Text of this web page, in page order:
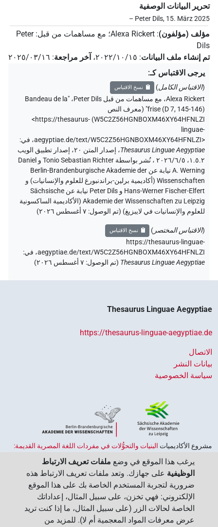
تحرير البيانات الوصفية
– Peter Dils, 15. März 2025
مؤلف (مؤلفون):
Alexa Rickert؛ مع مساهمات من قبل:
Peter
Dils
تم إنشاء ملف البيانات: ٢٠٢٢/١٠/١٥، آخر مراجعة: ٢٠٢٥/٠٣/١٦
يرجى الاقتباس كـ:
(الاقتباس الكامل) نسخ الاقتباس
Alexa Rickert، مع مساهمات من قبل Peter Dils، "Bandeau de la
frise (D 7, 145-146)" (
معرف النص
W5C2Z56HGNBOXM46XY64HFNLZI
)
<https://thesaurus-
linguae-
aegyptiae.de/text/W5C2Z56HGNBOXM46XY64HFNLZI>، في:
Thesaurus Linguae Aegyptiae،
إصدار المتن ٢٠، إصدار تطبيق الويب
۱.٥.٢، ٢٠٢٦/٦/٥ ، نُشر بواسطة Tonio Sebastian Richter و Daniel
A. Werning نيابة عن Berlin-Brandenburgische Akademie der
Wissenschaften (أكاديمية برلين-براندنبورغ للعلوم والإنسانيات) و
Hans-Werner Fischer-Elfert و Peter Dils نيابة عن Sächsische
Akademie der Wissenschaften zu Leipzig (الأكاديمية الساكسونية
للعلوم والإنسانيات في لايبزيغ) (تم الوصول: ٧ أغسطس ٢٠٢٦ )
(الاقتباس المختصر ) نسخ الاقتباس
https://thesaurus-linguae-
aegyptiae.de/text/W5C2Z56HGNBOXM46XY64HFNLZI، في:
Thesaurus Linguae Aegyptiae
(تم الوصول: ٧ أغسطس ٢٠٢٦ )
Thesaurus Linguae Aegyptiae
https://thesaurus-linguae-aegyptiae.de
الاتصال
بيانات النشر
سياسة الخصوصية
مشروع الأكاديميات ‏ البنيات والتحوُّلات في مفردات اللغة المصرية القديمة:
الممول من قبل الحكومة الاتحادية وحكومات الولايات بجمهورية ألمانيا
الاتحادية، وهو يهدف إلى الحفاظ على تراثنا الثقافي واسترجاعه واستكشافه.
يُنسَّق البرنامج من قِبلاتحاد الأكاديميات الألمانية للعلوم والإنسانيات‏.
يرغب هذا الموقع في وضع ملفات تعريف الارتباط
الوظيفية على جهازك. وتعد ملفات تعريف الارتباط هذه
ضرورية لتجربة المستخدم الخاصة بك على هذا الموقع
الإلكتروني: فهي تخزن، على سبيل المثال، إعداداتك
الخاصة لحالات الزر (على سبيل المثال، ما إذا كنت تريد
عرض معرفات المواد المعجمية أم لا). للمزيد من